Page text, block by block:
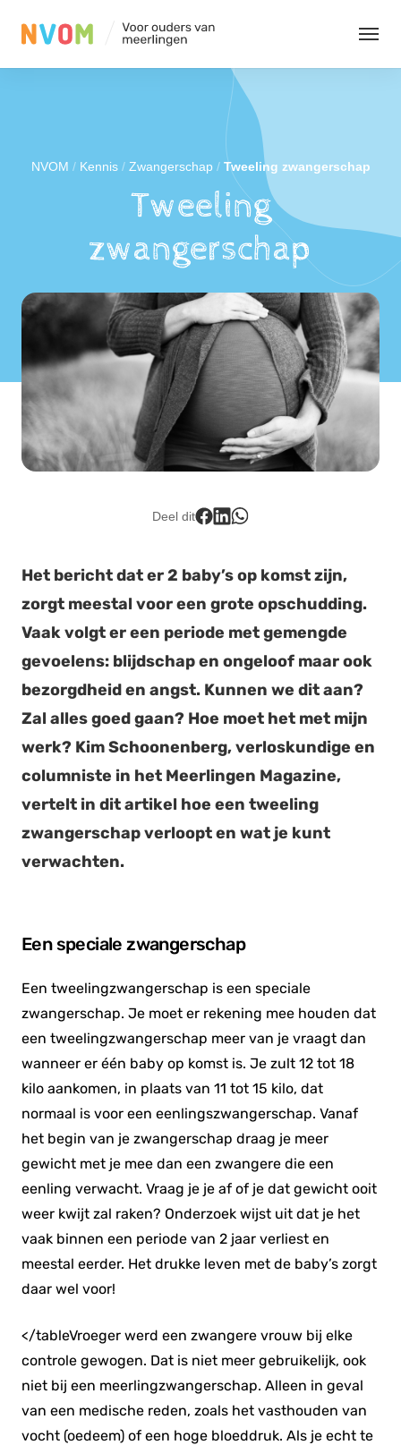
Evenementen
Contact
Leden
Lid worden
NVOM / Kennis / Zwangerschap / Tweeling zwangerschap
Tweeling
zwangerschap
Deel dit
Het bericht dat er 2 baby’s op komst zijn,
zorgt meestal voor een grote opschudding.
Vaak volgt er een periode met gemengde
gevoelens: blijdschap en ongeloof maar ook
bezorgdheid en angst. Kunnen we dit aan?
Zal alles goed gaan? Hoe moet het met mijn
werk? Kim Schoonenberg, verloskundige en
columniste in het Meerlingen Magazine,
vertelt in dit artikel hoe een tweeling
zwangerschap verloopt en wat je kunt
verwachten.
Een speciale zwangerschap
Een tweelingzwangerschap is een speciale
zwangerschap. Je moet er rekening mee houden dat
een tweelingzwangerschap meer van je vraagt dan
wanneer er één baby op komst is. Je zult 12 tot 18
kilo aankomen, in plaats van 11 tot 15 kilo, dat
normaal is voor een eenlingszwangerschap. Vanaf
het begin van je zwangerschap draag je meer
gewicht met je mee dan een zwangere die een
eenling verwacht. Vraag je je af of je dat gewicht ooit
weer kwijt zal raken? Onderzoek wijst uit dat je het
vaak binnen een periode van 2 jaar verliest en
meestal eerder. Het drukke leven met de baby’s zorgt
daar wel voor!
</tableVroeger werd een zwangere vrouw bij elke
controle gewogen. Dat is niet meer gebruikelijk, ook
niet bij een meerlingzwangerschap. Alleen in geval
van een medische reden, zoals het vasthouden van
vocht (oedeem) of een hoge bloeddruk. Als je echt te